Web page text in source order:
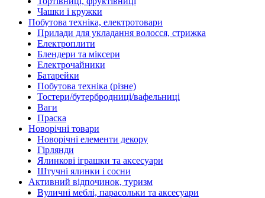
Чашки і кружки
Побутова техніка, електротовари
Прилади для укладання волосся, стрижка
Електроплити
Блендери та міксери
Електрочайники
Батарейки
Побутова техніка (різне)
Тостери/бутербродниці/вафельниці
Ваги
Праска
Новорічні товари
Новорічні елементи декору
Гірлянди
Ялинкові іграшки та аксесуари
Штучні ялинки і сосни
Активний відпочинок, туризм
Вуличні меблі, парасольки та аксесуари